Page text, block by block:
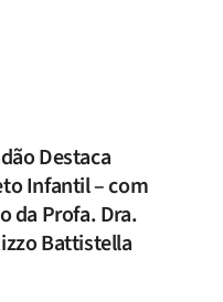
Destaca
Infantil – com
da Profa. Dra.
Battistella